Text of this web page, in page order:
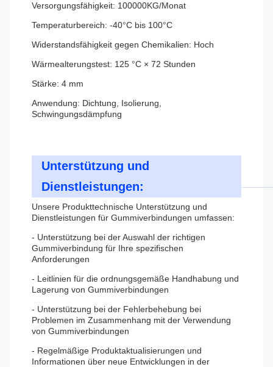
Versorgungsfähigkeit: 100000KG/Monat
Temperaturbereich: -40°C bis 100°C
Widerstandsfähigkeit gegen Chemikalien: Hoch
Wärmealterungstest: 125 °C × 72 Stunden
Stärke: 4 mm
Anwendung: Dichtung, Isolierung,
Schwingungsdämpfung
Unterstützung und
Dienstleistungen:
Unsere Produkttechnische Unterstützung und
Dienstleistungen für Gummiverbindungen umfassen:
- Unterstützung bei der Auswahl der richtigen
Gummiverbindung für Ihre spezifischen
Anforderungen
- Leitlinien für die ordnungsgemäße Handhabung und
Lagerung von Gummiverbindungen
- Unterstützung bei der Fehlerbehebung bei
Problemen im Zusammenhang mit der Verwendung
von Gummiverbindungen
- Regelmäßige Produktaktualisierungen und
Informationen über neue Entwicklungen in der